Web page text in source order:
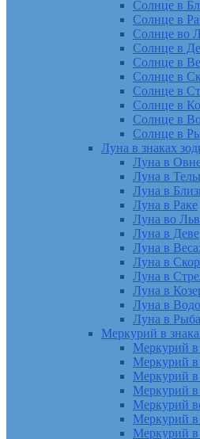
Солнце в
Солнце в
Солнце во
Солнце в
Солнце в
Солнце в
Солнце в
Солнце в
Солнце в
Солнце в
Луна в знаках
Луна в
Луна в
Луна в
Луна в Раке
Луна во
Луна в Деве
Луна в
Луна в
Луна в
Луна в
Луна в
Луна в
Меркурий в
Меркурий
Меркурий в
Меркурий в
Меркурий в
Меркурий
Меркурий
Меркурий в